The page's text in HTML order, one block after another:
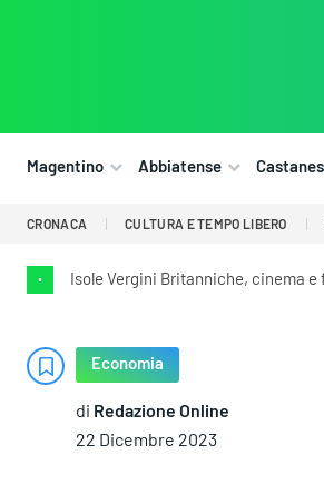
Magentino Abbiatense
CRONACA CULTURA E TEMPO LIBERO
• Isole Vergini Britanniche, cinema
Economia
di Redazione Online
22 Dicembre 2023